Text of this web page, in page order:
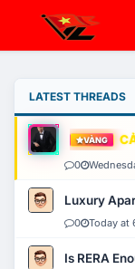
LATEST THREADS
VÀNG
0
Luxury
0 Today at
Is RERA